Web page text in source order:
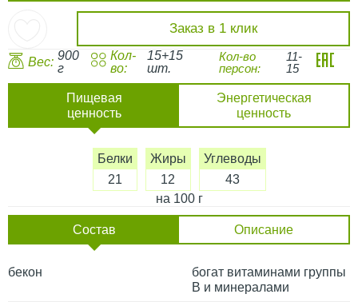
Заказ в 1 клик
Вес: 900
г
Кол-
во:
15+15
шт.
Кол-во
персон:
11-
15
Пищевая
ценность
Энергетическая
ценность
Белки
21
Жиры
12
Углеводы
43
на 100 г
Состав Описание
бекон
богат витаминами группы
B и минералами